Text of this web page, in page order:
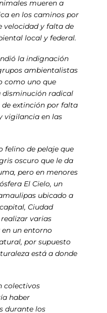
mueren a
en los caminos por
velocidad y falta de
local y federal.
la indignación
ambientalistas
como uno que
disminución radical
de extinción por falta
vigilancia en las
felino de pelaje que
oscuro que le da
pero en menores
El Cielo, un
ubicado a
Ciudad
varias
un entorno
por supuesto
está a donde
colectivos
haber
durante los